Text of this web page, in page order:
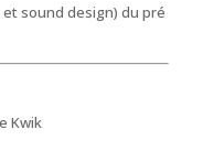
sound design) du pré
Kwik